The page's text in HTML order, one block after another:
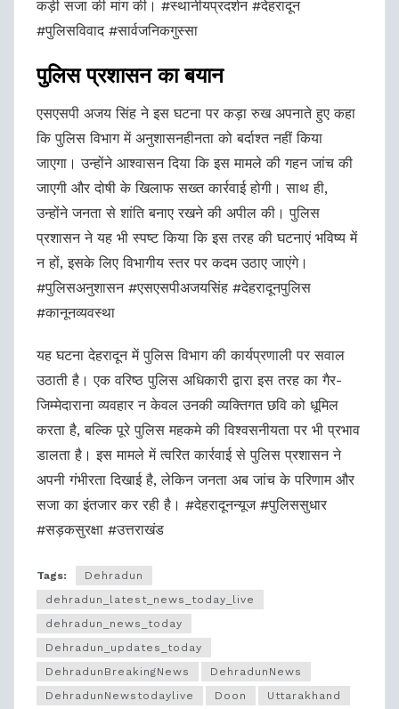
कड़ी सजा की मांग की। #स्थानीयप्रदर्शन #देहरादून
#पुलिसविवाद #सार्वजनिकगुस्सा
पुलिस प्रशासन का बयान
एसएसपी अजय सिंह ने इस घटना पर कड़ा रुख अपनाते हुए कहा
कि पुलिस विभाग में अनुशासनहीनता को बर्दाश्त नहीं किया
जाएगा। उन्होंने आश्वासन दिया कि इस मामले की गहन जांच की
जाएगी और दोषी के खिलाफ सख्त कार्रवाई होगी। साथ ही,
उन्होंने जनता से शांति बनाए रखने की अपील की। पुलिस
प्रशासन ने यह भी स्पष्ट किया कि इस तरह की घटनाएं भविष्य में
न हों, इसके लिए विभागीय स्तर पर कदम उठाए जाएंगे।
#पुलिसअनुशासन #एसएसपीअजयसिंह #देहरादूनपुलिस
#कानूनव्यवस्था
यह घटना देहरादून में पुलिस विभाग की कार्यप्रणाली पर सवाल
उठाती है। एक वरिष्ठ पुलिस अधिकारी द्वारा इस तरह का गैर-
जिम्मेदाराना व्यवहार न केवल उनकी व्यक्तिगत छवि को धूमिल
करता है, बल्कि पूरे पुलिस महकमे की विश्वसनीयता पर भी प्रभाव
डालता है। इस मामले में त्वरित कार्रवाई से पुलिस प्रशासन ने
अपनी गंभीरता दिखाई है, लेकिन जनता अब जांच के परिणाम और
सजा का इंतजार कर रही है। #देहरादूनन्यूज #पुलिससुधार
#सड़कसुरक्षा #उत्तराखंड
Tags:
Dehradun
dehradun_latest_news_today_live
dehradun_news_today
Dehradun_updates_today
DehradunBreakingNews
DehradunNews
DehradunNewstodaylive
Doon
Uttarakhand